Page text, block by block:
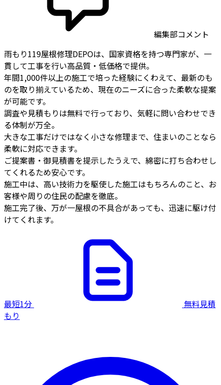
編集部コメント
雨もり119屋根修理DEPOは、国家資格を持つ専門家が、一
貫して工事を行い高品質・低価格で提供。
年間1,000件以上の施工で培った経験にくわえて、最新のも
のを取り揃えているため、現在のニーズに合った柔軟な提案
が可能です。
調査や見積もりは無料で行っており、気軽に問い合わせでき
る体制が万全。
大きな工事だけではなく小さな修理まで、住まいのことなら
柔軟に対応できます。
ご提案書・御見積書を提示したうえで、綿密に打ち合わせし
てくれるため安心です。
施工中は、高い技術力を駆使した施工はもちろんのこと、お
客様や周りの住民の配慮を徹底。
施工完了後、万が一屋根の不具合があっても、迅速に駆け付
けてくれます。
最短1分
無料見積
もり